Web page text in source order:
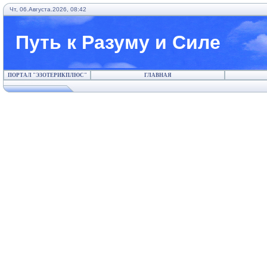
Чт, 06.Августа.2026, 08:42
Путь к Разуму и Силе
ПОРТАЛ "ЭЗОТЕРИКПЛЮС" ГЛАВНАЯ